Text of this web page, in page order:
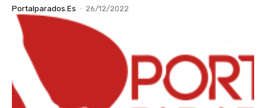
Portalparados.es - 26/12/2022